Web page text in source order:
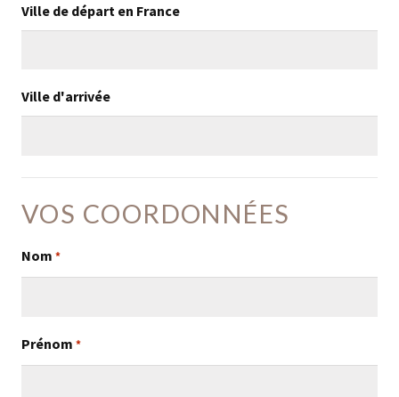
Ville de départ en France
Ville d'arrivée
VOS COORDONNÉES
Nom *
Prénom *